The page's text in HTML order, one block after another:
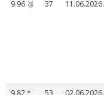
9.96 🥉
37 11.06.2026.
9.82* 53 02.06.2026.